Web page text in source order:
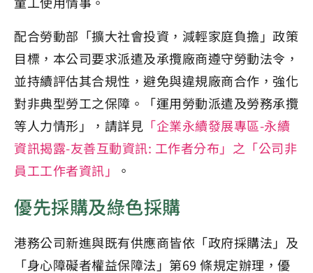
配合勞動部「擴大社會投資，減輕家庭負擔」政策
目標，本公司要求派遣及承攬廠商遵守勞動法令，
並持續評估其合規性，避免與違規廠商合作，強化
對非典型勞工之保障。「運用勞動派遣及勞務承攬
等人力情形」，請詳見 「企業永續發展專區-永續
資訊揭露-友善互動資訊: 工作者分布」之「公司非
員工工作者資訊」
。
優先採購及綠色採購
港務公司新進與既有供應商皆依「政府採購法」及
「身心障礙者權益保障法」第69 條規定辦理，優